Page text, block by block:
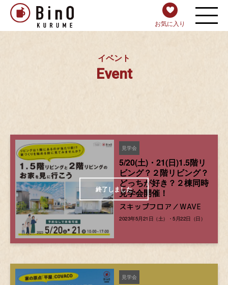
お気に入り
イベント
Event
見学会
5/20(土)・21(日)1.5階リ
ビング？２階リビング？
どっちが好き？２棟同時
見学会開催！
スキップフロア／WAVE
2023年5月21日（土）・5月22日（日）
見学会